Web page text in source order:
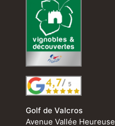
Golf de Valcros
Avenue Vallée Heureuse